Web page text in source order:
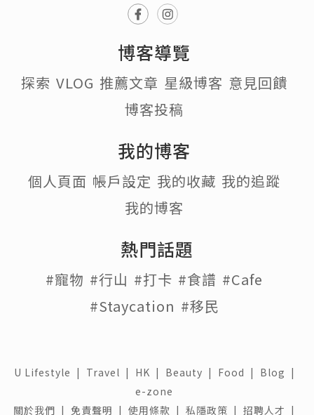
博客導覽
探索 VLOG 推薦文章 星級博客 意見回饋
博客投稿
我的博客
個人頁面 帳戶設定 我的收藏 我的追蹤
我的博客
熱門話題
#寵物 #行山 #打卡 #食譜 #Cafe
#Staycation #移民
U Lifestyle | Travel | HK | Beauty | Food | Blog |
e-zone
關於我們 | 免責聲明 | 使用條款 | 私隱政策 | 招聘人才 |